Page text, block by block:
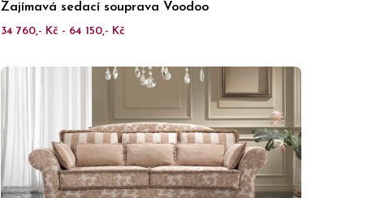
Zajímavá sedací souprava Voodoo
34 760,- Kč - 64 150,- Kč